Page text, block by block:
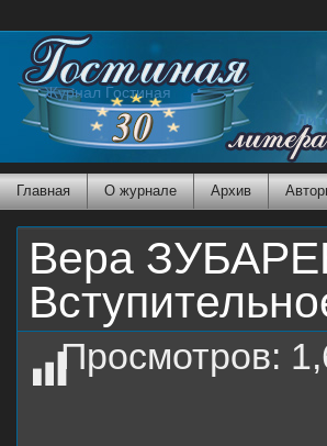
Журнал Гостиная
Главная О журнале Архив
Вера
Просмотров: